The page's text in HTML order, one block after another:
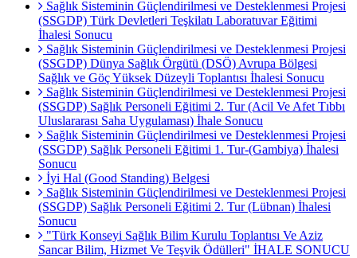
Sağlık Sisteminin Güçlendirilmesi ve Desteklenmesi Projesi
(SSGDP) Türk Devletleri Teşkilatı Laboratuvar Eğitimi
İhalesi Sonucu
Sağlık Sisteminin Güçlendirilmesi ve Desteklenmesi Projesi
(SSGDP) Dünya Sağlık Örgütü (DSÖ) Avrupa Bölgesi
Sağlık ve Göç Yüksek Düzeyli Toplantısı İhalesi Sonucu
Sağlık Sisteminin Güçlendirilmesi ve Desteklenmesi Projesi
(SSGDP) Sağlık Personeli Eğitimi 2. Tur (Acil Ve Afet Tıbbı
Uluslararası Saha Uygulaması) İhale Sonucu
Sağlık Sisteminin Güçlendirilmesi ve Desteklenmesi Projesi
(SSGDP) Sağlık Personeli Eğitimi 1. Tur-(Gambiya) İhalesi
Sonucu
İyi Hal (Good Standing) Belgesi
Sağlık Sisteminin Güçlendirilmesi ve Desteklenmesi Projesi
(SSGDP) Sağlık Personeli Eğitimi 2. Tur (Lübnan) İhalesi
Sonucu
"Türk Konseyi Sağlık Bilim Kurulu Toplantısı Ve Aziz
Sancar Bilim, Hizmet Ve Teşvik Ödülleri" İHALE SONUCU